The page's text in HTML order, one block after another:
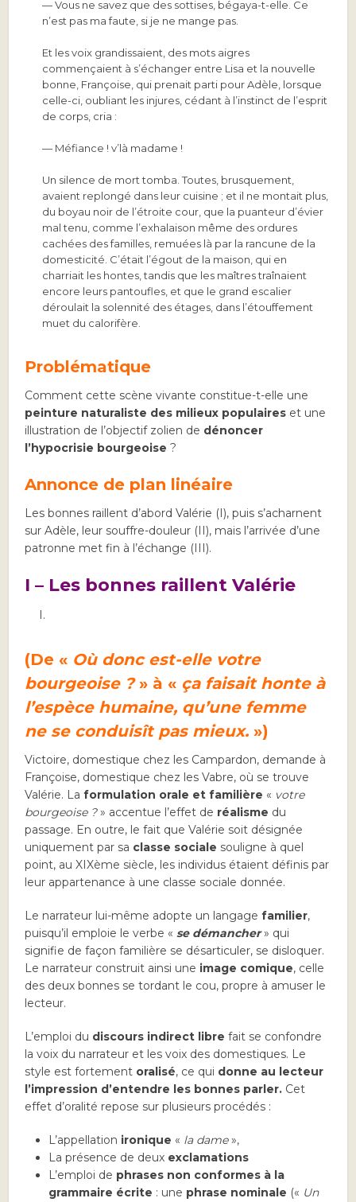
— Vous ne savez que des sottises, bégaya-t-elle. Ce
n’est pas ma faute, si je ne mange pas.
Et les voix grandissaient, des mots aigres
commençaient à s’échanger entre Lisa et la nouvelle
bonne, Françoise, qui prenait parti pour Adèle, lorsque
celle-ci, oubliant les injures, cédant à l’instinct de l’esprit
de corps, cria :
— Méfiance ! v’là madame !
Un silence de mort tomba. Toutes, brusquement,
avaient replongé dans leur cuisine ; et il ne montait plus,
du boyau noir de l’étroite cour, que la puanteur d’évier
mal tenu, comme l’exhalaison même des ordures
cachées des familles, remuées là par la rancune de la
domesticité. C’était l’égout de la maison, qui en
charriait les hontes, tandis que les maîtres traînaient
encore leurs pantoufles, et que le grand escalier
déroulait la solennité des étages, dans l’étouffement
muet du calorifère.
Problématique
Comment cette scène vivante constitue-t-elle une
peinture naturaliste des milieux populaires et une
illustration de l’objectif zolien de dénoncer
l’hypocrisie bourgeoise ?
Annonce de plan linéaire
Les bonnes raillent d’abord Valérie (I), puis s’acharnent
sur Adèle, leur souffre-douleur (II), mais l’arrivée d’une
patronne met fin à l’échange (III).
I – Les bonnes raillent Valérie
(De « Où donc est-elle votre
bourgeoise ?» à « ça faisait honte à
l’espèce humaine, qu’une femme
ne se conduisît pas mieux.»)
Victoire, domestique chez les Campardon, demande à
Françoise, domestique chez les Vabre, où se trouve
Valérie. Laformulation orale et familière « votre
bourgeoise ?» accentue l’effet de réalisme du
passage. En outre, le fait que Valérie soit désignée
uniquement par sa classe sociale souligne à quel
point, au XIXème siècle, les individus étaient définis par
leur appartenance à une classe sociale donnée.
Le narrateur lui-même adopte un langagefamilier,
puisqu’il emploie le verbe « se démancher » qui
signifie de façon familière se désarticuler, se disloquer.
Le narrateur construit ainsi une image comique, celle
des deux bonnes se tordant le cou, propre à amuser le
lecteur.
L’emploi du discours indirect libre fait se confondre
la voix du narrateur et les voix des domestiques. Le
style est fortement oralisé, ce qui donne au lecteur
l’impression d’entendre les bonnes parler. Cet
effet d’oralité repose sur plusieurs procédés :
L’appellation ironique « la dame»,
La présence de deux exclamations
L’emploi de phrases non conformes à la
grammaire écrite : une phrase nominale (« Un